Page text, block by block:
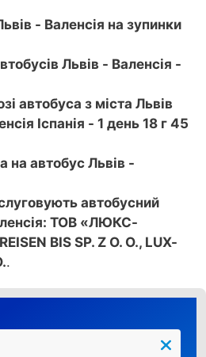
- Валенсія на зупинки
Львів - Валенсія -
автобуса з міста Львів
Іспанія - 1 день 18 г 45
на автобус Львів -
автобусний
ТОВ «ЛЮКС-
BIS SP. Z O. O., LUX-
.